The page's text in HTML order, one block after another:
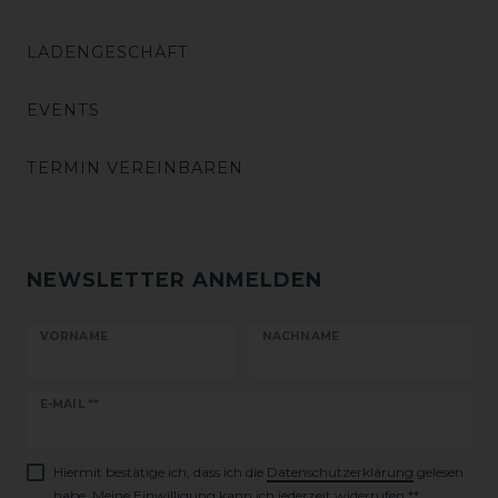
LADENGESCHÄFT
EVENTS
TERMIN VEREINBAREN
NEWSLETTER ANMELDEN
VORNAME NACHNAME
E-MAIL **
Newsletter
Hiermit bestätige ich, dass ich die Daten­schutz­erklärung gelesen